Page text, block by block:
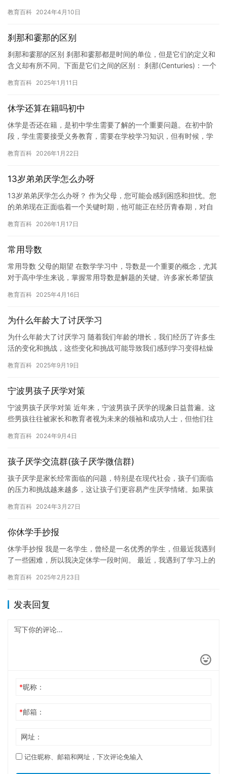
因，…
教育百科 2024年4月10日
刹那和霎那的区别
刹那和霎那的区别 刹那和霎那都是时间的单位，但是它们的定义和
含义却有所不同。下面是它们之间的区别： 刹那(Centuries)：一个
教育百科 2025年1月11日
休学还算在籍吗初中
休学是否还在籍，是初中学生需要了解的一个重要问题。在初中阶
段，学生需要接受义务教育，需要在学校学习知识，但有时候，学
情况下…
教育百科 2026年1月22日
13岁弟弟厌学怎么办呀
13岁弟弟厌学怎么办呀？ 作为父母，您可能会感到困惑和担忧。您
的弟弟现在正面临着一个关键时期，他可能正在经历青春期，对自
参…
教育百科 2026年1月17日
常用导数
常用导数 父母的期望 在数学学习中，导数是一个重要的概念，尤其
对于高中学生来说，掌握常用导数是解题的关键。许多家长希望孩
函…
教育百科 2025年4月16日
为什么年龄大了讨厌学习
为什么年龄大了讨厌学习 随着我们年龄的增长，我们经历了许多生
活的变化和挑战，这些变化和挑战可能导致我们感到学习变得枯燥
龄大…
教育百科 2025年9月19日
宁波男孩子厌学对策
宁波男孩子厌学对策 近年来，宁波男孩子厌学的现象日益普遍。这
些男孩往往被家长和教育者视为未来的领袖和成功人士，但他们往
仅会…
教育百科 2024年9月4日
孩子厌学交流群(孩子厌学微信群)
孩子厌学是家长经常面临的问题，特别是在现代社会，孩子们面临
的压力和挑战越来越多，这让孩子们更容易产生厌学情绪。如果孩
我们…
教育百科 2024年3月27日
你休学手抄报
休学手抄报 我是一名学生，曾经是一名优秀的学生，但最近我遇到
了一些困难，所以我决定休学一段时间。 最近，我遇到了学习上的
惑，…
教育百科 2025年2月23日
发表回复
*昵称：
*邮箱：
网址：
记住昵称、邮箱和网址，下次评论免输入